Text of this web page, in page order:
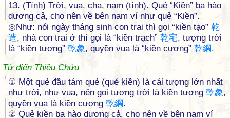
13. (Tính) Trời, vua, cha, nam (tính). Quẻ “Kiền” ba hào
dương cả, cho nên về bên nam ví như quẻ “Kiền”.
◎Như: nói ngày tháng sinh con trai thì gọi “kiền tạo” 乾
造, nhà con trai ở thì gọi là “kiền trạch” 乾宅, tượng trời
là “kiền tượng” 乾象, quyền vua là “kiền cương” 乾綱.
Từ điển Thiều Chửu
① Một quẻ đầu tám quẻ (quẻ kiền) là cái tượng lớn nhất
như trời, như vua, nên gọi tượng trời là kiền tượng 乾象,
quyền vua là kiền cương 乾綱.
② Quẻ kiền ba hào dương cả, cho nên về bên nam ví